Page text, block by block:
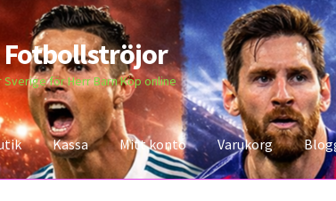
Fotbollströjor
för Herr Barn Köp online
Kassa Mitt konto Varukorg